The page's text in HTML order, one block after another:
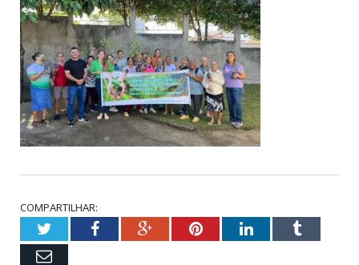
COMPARTILHAR:
TwitterFacebookGoogle+PinterestLinkedInTumblr
Email